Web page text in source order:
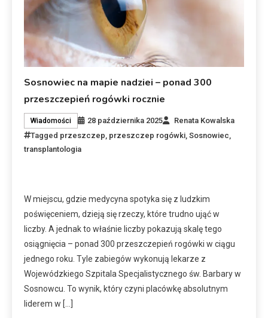
Sosnowiec na mapie nadziei – ponad 300
przeszczepień rogówki rocznie
Wiadomości 28 października 2025
Renata Kowalska
Tagged przeszczep przeszczep rogówki ,Sosnowiec
transplantologia
W miejscu, gdzie medycyna spotyka się z ludzkim
poświęceniem, dzieją się rzeczy, które trudno ująć w
liczby. A jednak to właśnie liczby pokazują skalę tego
osiągnięcia – ponad 300 przeszczepień rogówki w ciągu
jednego roku. Tyle zabiegów wykonują lekarze z
Wojewódzkiego Szpitala Specjalistycznego św. Barbary w
Sosnowcu. To wynik, który czyni placówkę absolutnym
liderem w […]